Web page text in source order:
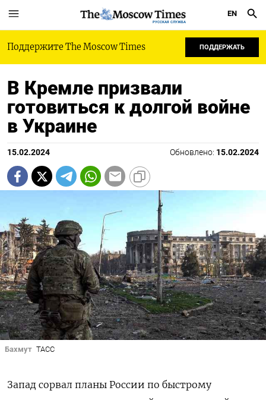
РУССКАЯ СЛУЖБА
EN
Поддержите The Moscow Times ПОДДЕРЖАТЬ
В Кремле призвали
готовиться к долгой войне
в Украине
15.02.2024 Обновлено: 15.02.2024
Бахмут ТАСС
Запад сорвал планы России по быстрому